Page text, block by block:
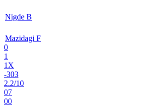
Nigde B
Mazidagi F
0
1
1X
-303
2.2/10
07
00